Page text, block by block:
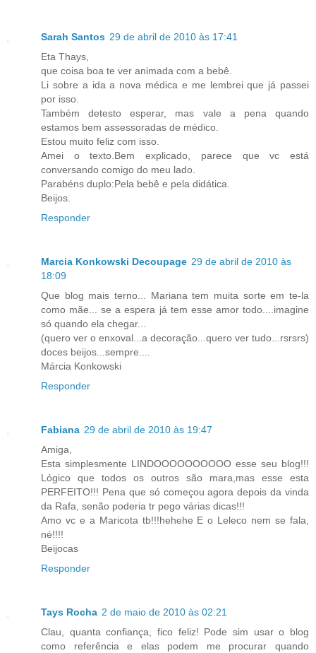
Sarah Santos 29 de abril de 2010 às 17:41
Eta Thays,
que coisa boa te ver animada com a bebê.
Li sobre a ida a nova médica e me lembrei que já passei
por isso.
Também detesto esperar, mas vale a pena quando
estamos bem assessoradas de médico.
Estou muito feliz com isso.
Amei o texto.Bem explicado, parece que vc está
conversando comigo do meu lado.
Parabéns duplo:Pela bebê e pela didática.
Beijos.
Responder
Marcia Konkowski Decoupage 29 de abril de 2010 às
18:09
Que blog mais terno... Mariana tem muita sorte em te-la
como mãe... se a espera já tem esse amor todo....imagine
só quando ela chegar...
(quero ver o enxoval...a decoração...quero ver tudo...rsrsrs)
doces beijos...sempre....
Márcia Konkowski
Responder
Fabiana 29 de abril de 2010 às 19:47
Amiga,
Esta simplesmente LINDOOOOOOOOOO esse seu blog!!!
Lógico que todos os outros são mara,mas esse esta
PERFEITO!!! Pena que só começou agora depois da vinda
da Rafa, senão poderia tr pego várias dicas!!!
Amo vc e a Maricota tb!!!hehehe E o Leleco nem se fala,
né!!!!
Beijocas
Responder
Tays Rocha 2 de maio de 2010 às 02:21
Clau, quanta confiança, fico feliz! Pode sim usar o blog
como referência e elas podem me procurar quando